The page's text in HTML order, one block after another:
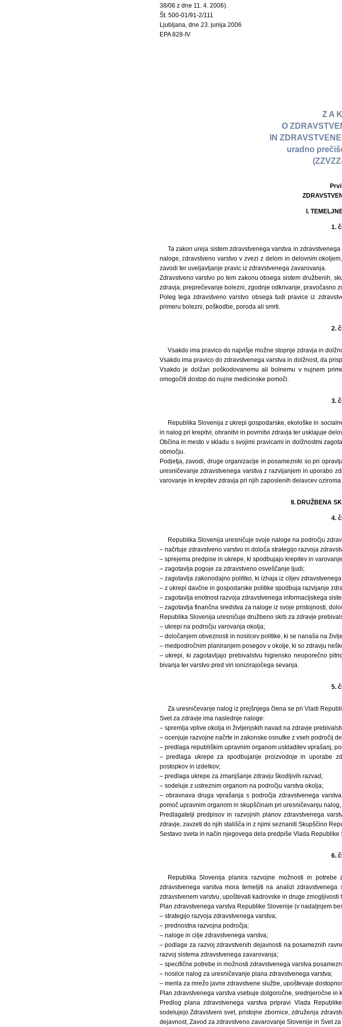
38/06 z dne 11. 4. 2006).
Št. 500-01/91-2/111
Ljubljana, dne 23. junija 2006
EPA 828-IV
Z A
O
IN
uradno
Prvi
I.
1.
Ta zakon ureja sistem zdravstvenega varstva in
naloge, zdravstveno varstvo v zvezi z delom in delovnim
zavodi ter uveljavljanje pravic iz zdravstvenega zavarovanja.
Zdravstveno varstvo po tem zakonu obsega sistem družbenih,
zdravja, preprečevanje bolezni, zgodnje odkrivanje, pravočasno
Poleg tega zdravstveno varstvo obsega tudi pravice iz
primeru bolezni, poškodbe, poroda ali smrti.
2.
Vsakdo ima pravico do najvišje možne stopnje zdravja in
Vsakdo ima pravico do zdravstvenega varstva in dolžnost, da
Vsakdo je dolžan poškodovanemu ali bolnemu v nujnem
omogočiti dostop do nujne medicinske pomoči.
3.
Republika Slovenija z ukrepi gospodarske, ekološke in
in nalog pri krepitvi, ohranitvi in povrnitvi zdravja ter usklajuje
Občina in mesto v skladu s svojimi pravicami in dolžnostmi
območju.
Podjetja, zavodi, druge organizacije in posamezniki so pri
uresničevanje zdravstvenega varstva z razvijanjem in uporabo
varovanje in krepitev zdravja pri njih zaposlenih delavcev oziroma
II. DRUŽBENA
4.
Republika Slovenija uresničuje svoje naloge na področju
– načrtuje zdravstveno varstvo in določa strategijo razvoja
– sprejema predpise in ukrepe, ki spodbujajo krepitev in
– zagotavlja pogoje za zdravstveno osveščanje ljudi;
– zagotavlja zakonodajno politiko, ki izhaja iz ciljev
– z ukrepi davčne in gospodarske politike spodbuja razvijanje
– zagotavlja enotnost razvoja zdravstvenega informacijskega
– zagotavlja finančna sredstva za naloge iz svoje pristojnosti,
Republika Slovenija uresničuje družbeno skrb za zdravje
– ukrepi na področju varovanja okolja;
– določanjem obveznosti in nosilcev politike, ki se nanaša na
– medpodročnim planiranjem posegov v okolje, ki so zdravju
– ukrepi, ki zagotavljajo prebivalstvu higiensko neoporečno
bivanja ter varstvo pred viri ionizirajočega sevanja.
5.
Za uresničevanje nalog iz prejšnjega člena se pri Vladi
Svet za zdravje ima naslednje naloge:
– spremlja vplive okolja in življenjskih navad na zdravje
– ocenjuje razvojne načrte in zakonske osnutke z vseh področij
– predlaga republiškim upravnim organom uskladitev vprašanj,
– predlaga ukrepe za spodbujanje proizvodnje in uporabe
postopkov in izdelkov;
– predlaga ukrepe za zmanjšanje zdravju škodljivih razvad;
– sodeluje z ustreznim organom na področju varstva okolja;
– obravnava druga vprašanja s področja zdravstvenega
pomoč upravnim organom in skupščinam pri uresničevanju
Predlagatelji predpisov in razvojnih planov zdravstvenega
zdravje, zavzeti do njih stališča in z njimi seznaniti Skupščino
Sestavo sveta in način njegovega dela predpiše Vlada Republike
6.
Republika Slovenija planira razvojne možnosti in potrebe
zdravstvenega varstva mora temeljiti na analizi
zdravstvenem varstvu, upoštevati kadrovske in druge zmogljivosti
Plan zdravstvenega varstva Republike Slovenije (v nadaljnjem
– strategijo razvoja zdravstvenega varstva;
– prednostna razvojna področja;
– naloge in cilje zdravstvenega varstva;
– podlage za razvoj zdravstvenih dejavnosti na posameznih
razvoj sistema zdravstvenega zavarovanja;
– specifične potrebe in možnosti zdravstvenega varstva
– nosilce nalog za uresničevanje plana zdravstvenega varstva;
– merila za mrežo javne zdravstvene službe, upoštevaje
Plan zdravstvenega varstva vsebuje dolgoročne, srednjeročne in
Predlog plana zdravstvenega varstva pripravi Vlada
sodelujejo Zdravstveni svet, pristojne zbornice, združenja
dejavnost, Zavod za zdravstveno zavarovanje Slovenije in Svet